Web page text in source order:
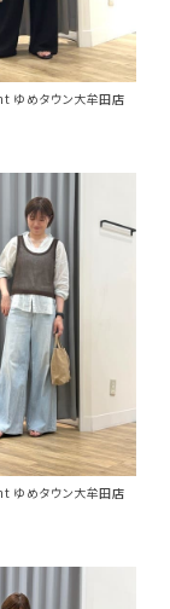
ゆめタウン大牟田店
ゆめタウン大牟田店